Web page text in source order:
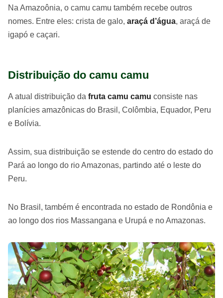
Na Amazoônia, o camu camu também recebe outros
nomes. Entre eles: crista de galo, araçá d’água, araçá de
igapó e caçari.
Distribuição do camu camu
A atual distribuição da fruta camu camu consiste nas
planícies amazônicas do Brasil, Colômbia, Equador, Peru
e Bolívia.
Assim, sua distribuição se estende do centro do estado do
Pará ao longo do rio Amazonas, partindo até o leste do
Peru.
No Brasil, também é encontrada no estado de Rondônia e
ao longo dos rios Massangana e Urupá e no Amazonas.